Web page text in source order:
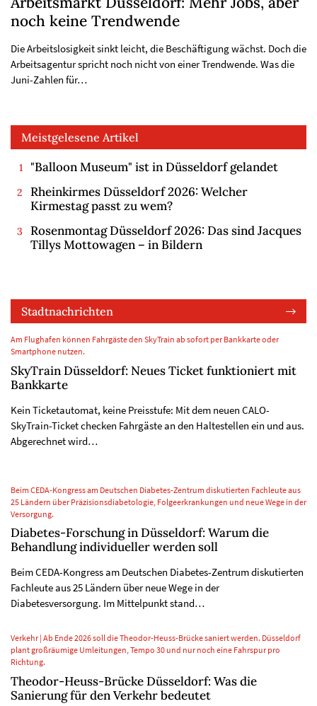
noch keine Trendwende
Die Arbeitslosigkeit sinkt leicht, die Beschäftigung wächst. Doch die
Arbeitsagentur spricht noch nicht von einer Trendwende. Was die
Juni-Zahlen für…
Meistgelesene Artikel
"Balloon Museum" ist in Düsseldorf gelandet
Rheinkirmes Düsseldorf 2026: Welcher
Kirmestag passt zu wem?
Rosenmontag Düsseldorf 2026: Das sind Jacques
Tillys Mottowagen – in Bildern
Stadtnachrichten
Am Flughafen können Fahrgäste den SkyTrain ab sofort per Bankkarte oder
Smartphone nutzen.
SkyTrain Düsseldorf: Neues Ticket funktioniert mit
Bankkarte
Kein Ticketautomat, keine Preisstufe: Mit dem neuen CALO-
SkyTrain-Ticket checken Fahrgäste an den Haltestellen ein und aus.
Abgerechnet wird…
Beim CEDA-Kongress am Deutschen Diabetes-Zentrum diskutierten Fachleute aus
25 Ländern über Präzisionsdiabetologie, Folgeerkrankungen und neue Wege in der
Versorgung.
Diabetes-Forschung in Düsseldorf: Warum die
Behandlung individueller werden soll
Beim CEDA-Kongress am Deutschen Diabetes-Zentrum diskutierten
Fachleute aus 25 Ländern über neue Wege in der
Diabetesversorgung. Im Mittelpunkt stand…
Verkehr | Ab Ende 2026 soll die Theodor-Heuss-Brücke saniert werden. Düsseldorf
plant großräumige Umleitungen, Tempo 30 und nur noch eine Fahrspur pro
Richtung.
Theodor-Heuss-Brücke Düsseldorf: Was die
Sanierung für den Verkehr bedeutet